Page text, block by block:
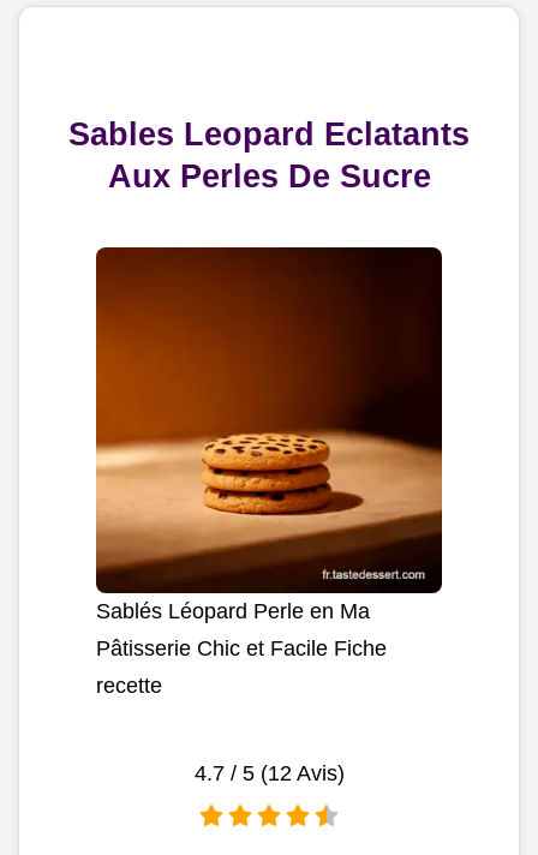
Sables Leopard Eclatants
Aux Perles De Sucre
Sablés Léopard Perle en Ma
Pâtisserie Chic et Facile Fiche
recette
4.7/ 5 (12 Avis)